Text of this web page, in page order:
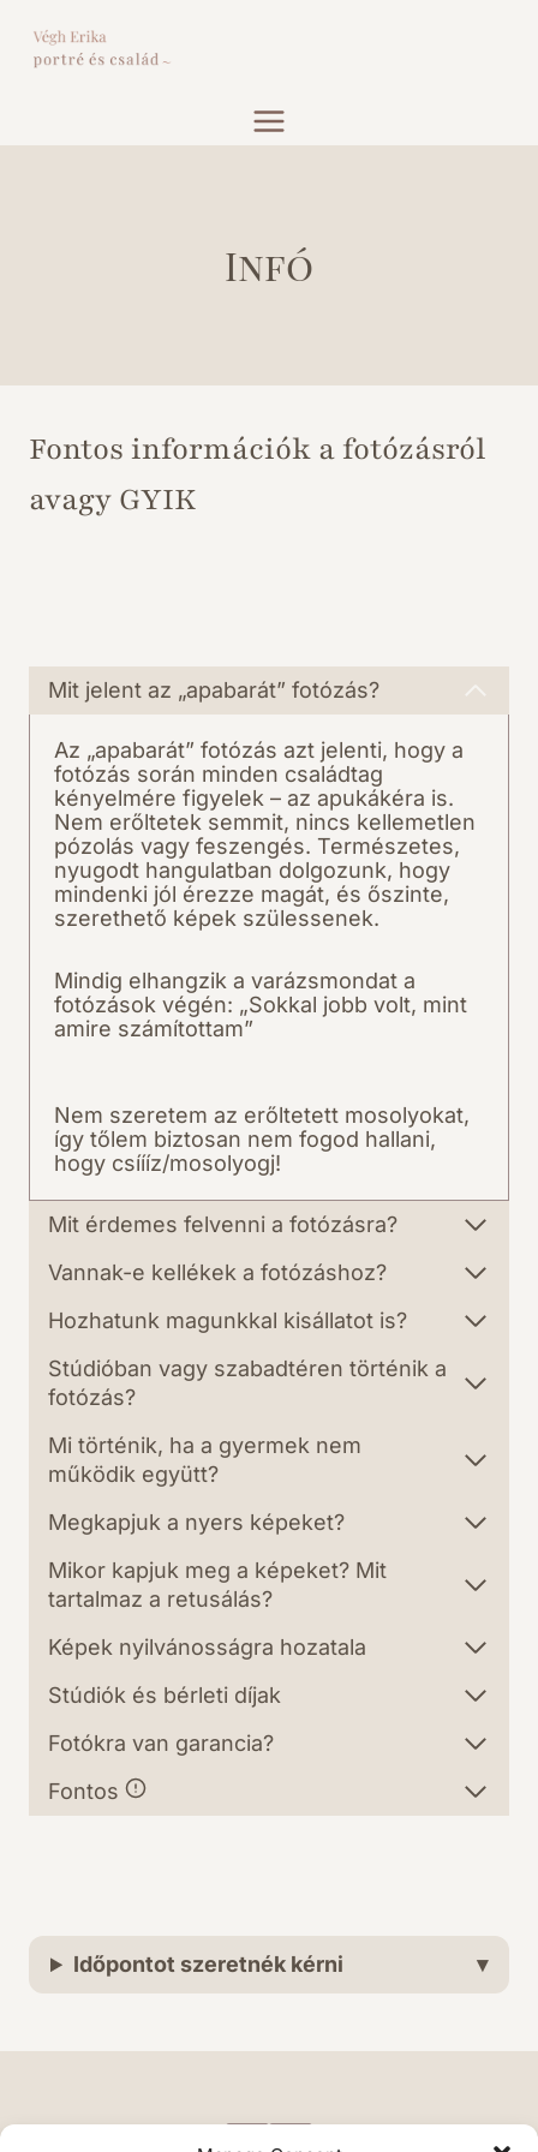
content
Infó
Fontos információk a fotózásról
avagy GYIK
Mit jelent az „apabarát” fotózás?
Az „apabarát” fotózás azt jelenti, hogy a
fotózás során minden családtag
kényelmére figyelek – az apukákéra is.
Nem erőltetek semmit, nincs kellemetlen
pózolás vagy feszengés. Természetes,
nyugodt hangulatban dolgozunk, hogy
mindenki jól érezze magát, és őszinte,
szerethető képek szülessenek.
Mindig elhangzik a varázsmondat a
fotózások végén: „Sokkal jobb volt, mint
amire számítottam”
Nem szeretem az erőltetett mosolyokat,
így tőlem biztosan nem fogod hallani,
hogy csíííz/mosolyogj!
Mit érdemes felvenni a fotózásra?
Vannak-e kellékek a fotózáshoz?
Hozhatunk magunkkal kisállatot is?
Stúdióban vagy szabadtéren történik a
fotózás?
Mi történik, ha a gyermek nem
működik együtt?
Megkapjuk a nyers képeket?
Mikor kapjuk meg a képeket? Mit
tartalmaz a retusálás?
Képek nyilvánosságra hozatala
Stúdiók és bérleti díjak
Fotókra van garancia?
Fontos
Időpontot szeretnék kérni